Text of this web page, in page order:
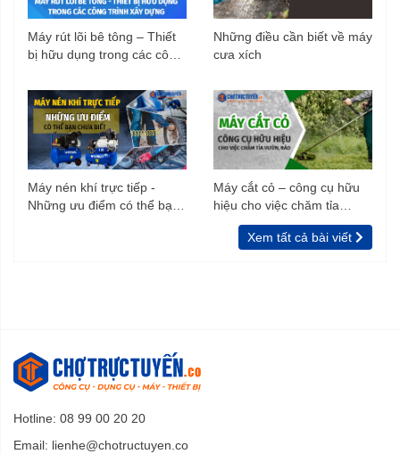
Máy rút lõi bê tông – Thiết
bị hữu dụng trong các công
Những điều cần biết về máy
cưa xích
Máy nén khí trực tiếp -
Những ưu điểm có thể bạn
Máy cắt cỏ – công cụ hữu
hiệu cho việc chăm tỉa
vườn, rào
Xem tất cả bài viết
Hotline: 08 99 00 20 20
Email: lienhe@chotructuyen.co